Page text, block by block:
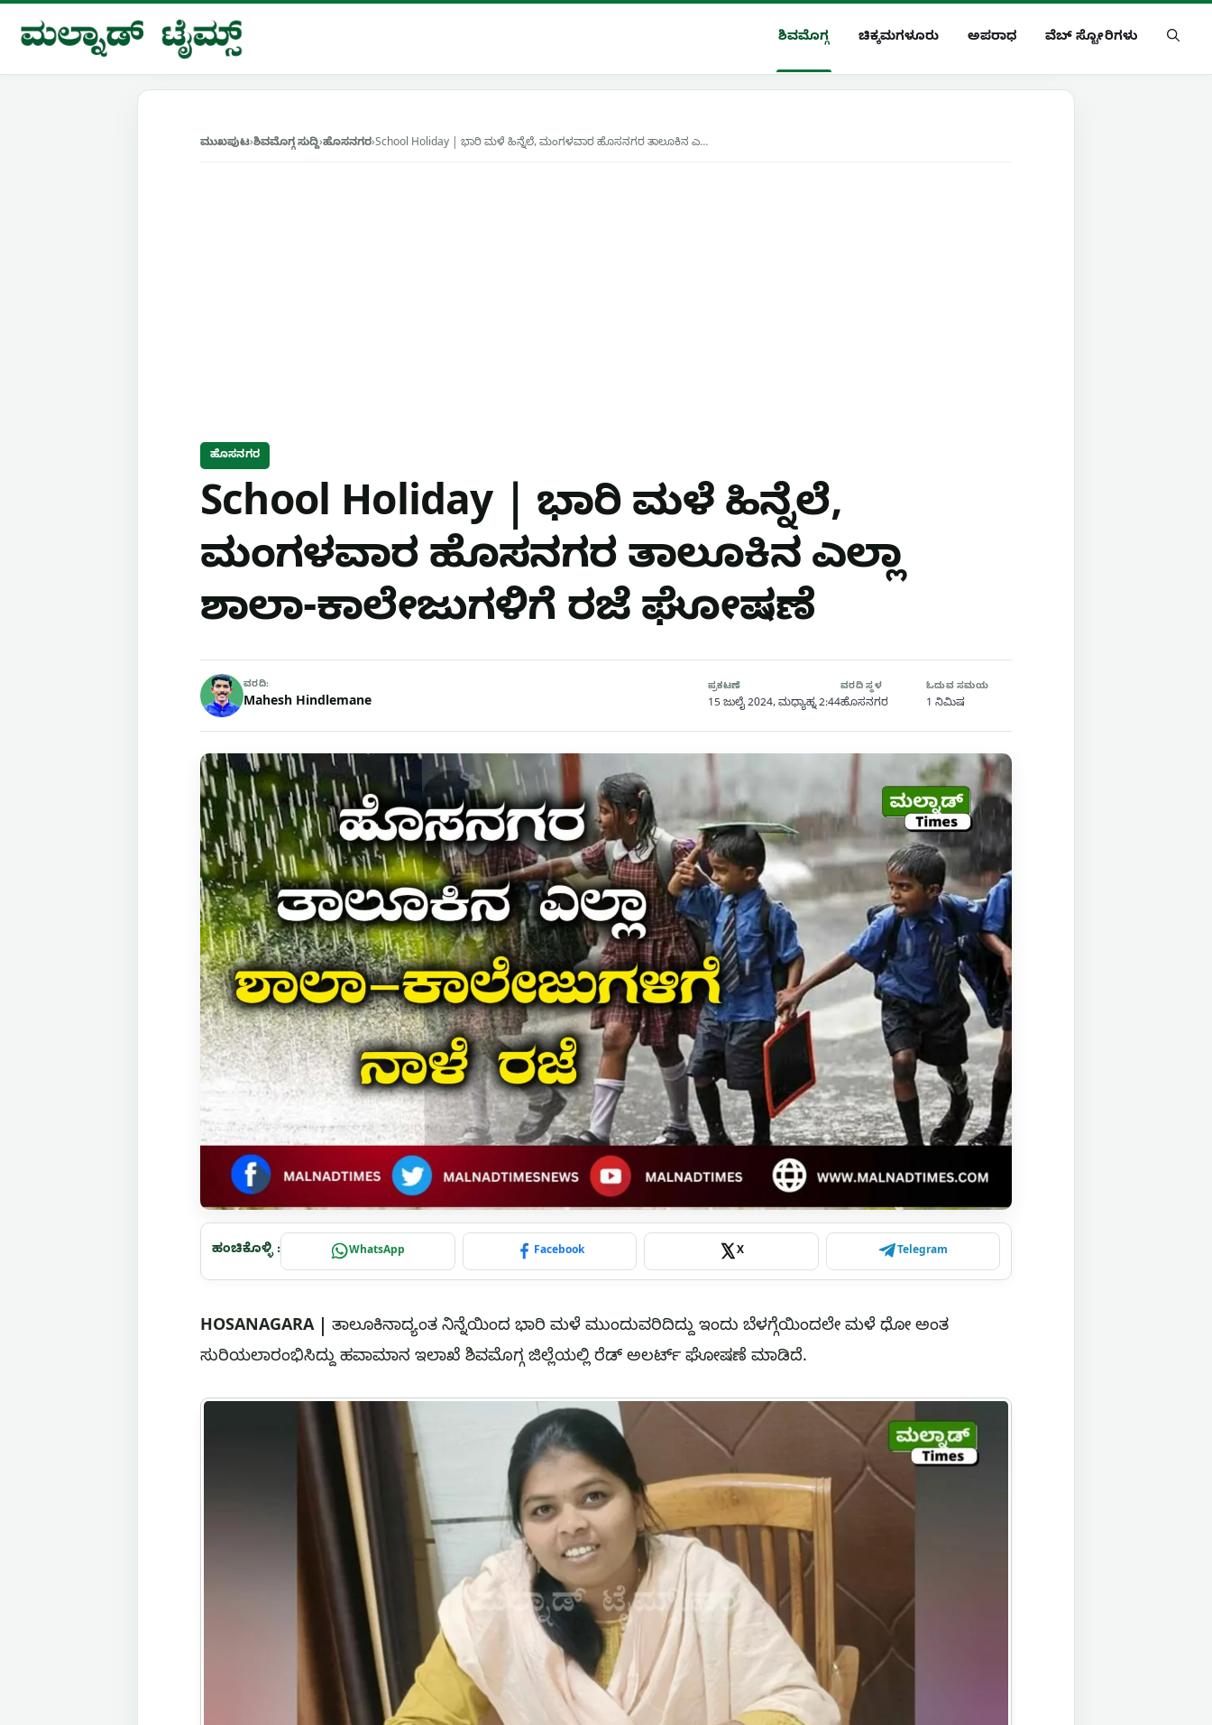
Skip
ಶಿವಮೊಗ್ಗ ಚಿಕ್ಕಮಗಳೂರು ಅಪರಾಧ ವೆಬ್ ಸ್ಟೋರಿಗಳು
ಮುಖಪುಟ›ಶಿವಮೊಗ್ಗ ಸುದ್ದಿ›ಹೊಸನಗರ›School Holiday | ಭಾರಿ ಮಳೆ ಹಿನ್ನೆಲೆ, ಮಂಗಳವಾರ ಹೊಸನಗರ ತಾಲೂಕಿನ ಎ…
ಹೊಸನಗರ
School Holiday | ಭಾರಿ ಮಳೆ ಹಿನ್ನೆಲೆ,
ಮಂಗಳವಾರ ಹೊಸನಗರ ತಾಲೂಕಿನ ಎಲ್ಲಾ
ಶಾಲಾ-ಕಾಲೇಜುಗಳಿಗೆ ರಜೆ ಘೋಷಣೆ
ವರದಿ:
Mahesh Hindlemane
ಪ್ರಕಟಣೆ
15 ಜುಲೈ 2024, ಮಧ್ಯಾಹ್ನ 2:44
ವರದಿ ಸ್ಥಳ
ಹೊಸನಗರ
ಓದುವ ಸಮಯ
1 ನಿಮಿಷ
ಹಂಚಿಕೊಳ್ಳಿ : WhatsApp Facebook X Telegram
HOSANAGARA |
ತಾಲೂಕಿನಾದ್ಯಂತ ನಿನ್ನೆಯಿಂದ ಭಾರಿ ಮಳೆ ಮುಂದುವರಿದಿದ್ದು ಇಂದು ಬೆಳಗ್ಗೆಯಿಂದಲೇ ಮಳೆ ಧೋ ಅಂತ
ಸುರಿಯಲಾರಂಭಿಸಿದ್ದು ಹವಾಮಾನ ಇಲಾಖೆ ಶಿವಮೊಗ್ಗ ಜಿಲ್ಲೆಯಲ್ಲಿ ರೆಡ್ ಅಲರ್ಟ್ ಘೋಷಣೆ ಮಾಡಿದೆ.